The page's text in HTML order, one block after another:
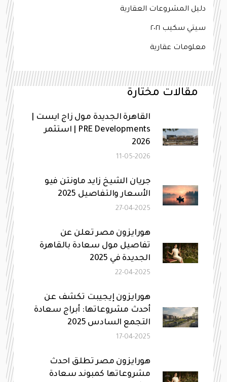
دليل المشروعات العقارية
سيتي سكيب ٢٠٢١
معلومات عقارية
مقالات مختارة
القاهرة الجديدة مول زاج ايست |
PRE Developments | استثمر
2026
11-05-2026
جريان الشيخ زايد ماونتن فيو
الأسعار والتفاصيل 2025
27-04-2025
هورايزون مصر تعلن عن
تفاصيل مول سعادة بالقاهرة
الجديدة في 2025
22-04-2025
هورايزون إيجيبت تكشف عن
أحدث مشروعاتها: أبراج سعادة
التجمع السادس 2025
17-04-2025
هورايزون مصر تطلق احدث
مشروعاتها كمبوند سعادة